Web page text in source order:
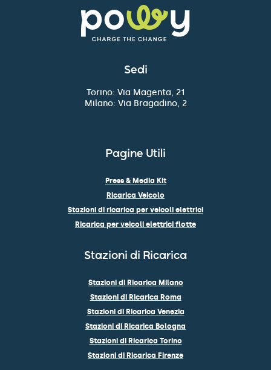
Sedi
Torino: Via Magenta, 21
Milano: Via Bragadino, 2
Pagine Utili
Press & Media Kit
Ricarica Veicolo
Stazioni di ricarica per veicoli elettrici
Ricarica per veicoli elettrici flotte
Stazioni di Ricarica
Stazioni di Ricarica Milano
Stazioni di Ricarica Roma
Stazioni di Ricarica Venezia
Stazioni di Ricarica Bologna
Stazioni di Ricarica Torino
Stazioni di Ricarica Firenze